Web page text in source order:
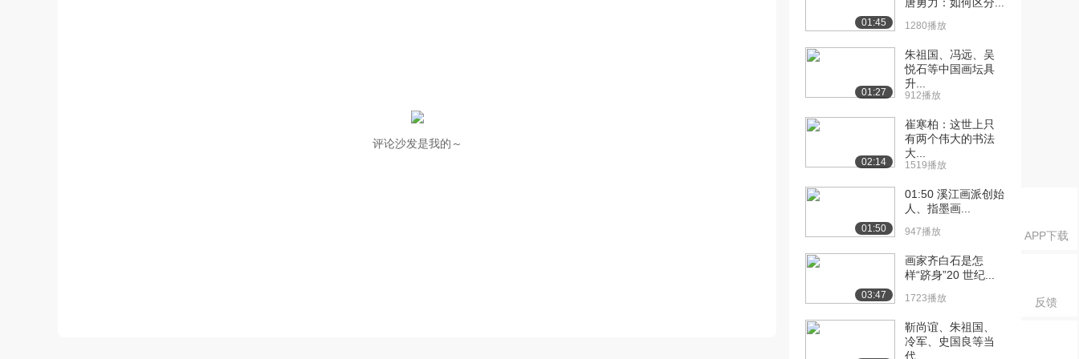
APP下载
反馈
评论沙发是我的～
01:45 1280播放
01:27
朱祖国、冯远、吴
悦石等中国画坛具
升...
912播放
02:14
崔寒柏：这世上只
有两个伟大的书法
大...
1519播放
01:50
01:50 溪江画派创始
人、指墨画...
947播放
03:47
画家齐白石是怎
样“跻身”20 世纪...
1723播放
靳尚谊、朱祖国、
冷军、史国良等当
代...